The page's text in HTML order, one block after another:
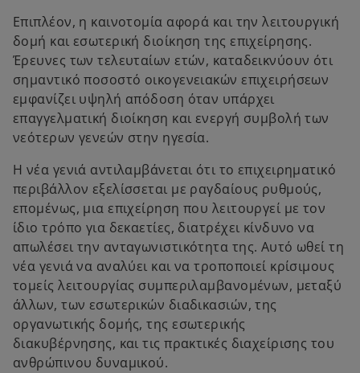
Επιπλέον, η καινοτομία αφορά και την λειτουργική
δομή και εσωτερική διοίκηση της επιχείρησης.
Έρευνες των τελευταίων ετών, καταδεικνύουν ότι
σημαντικό ποσοστό οικογενειακών επιχειρήσεων
εμφανίζει υψηλή απόδοση όταν υπάρχει
επαγγελματική διοίκηση και ενεργή συμβολή των
νεότερων γενεών στην ηγεσία.
Η νέα γενιά αντιλαμβάνεται ότι το επιχειρηματικό
περιβάλλον εξελίσσεται με ραγδαίους ρυθμούς,
επομένως, μια επιχείρηση που λειτουργεί με τον
ίδιο τρόπο για δεκαετίες, διατρέχει κίνδυνο να
απωλέσει την ανταγωνιστικότητα της. Αυτό ωθεί τη
νέα γενιά να αναλύει και να τροποποιεί κρίσιμους
τομείς λειτουργίας συμπεριλαμβανομένων, μεταξύ
άλλων, των εσωτερικών διαδικασιών, της
οργανωτικής δομής, της εσωτερικής
διακυβέρνησης, και τις πρακτικές διαχείρισης του
ανθρώπινου δυναμικού.